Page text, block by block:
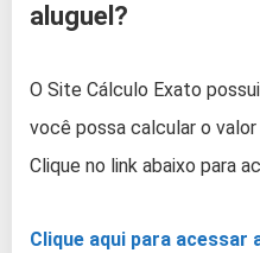
aluguel?
O Site Cálculo Exato
você possa calcular o
Clique no link abaixo para
Clique aqui para acessar